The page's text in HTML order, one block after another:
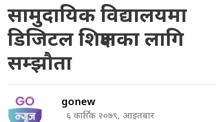
सामुदायिक विद्यालयमा
डिजिटल शिक्षणका लागि
सम्झौता
gonew
६ कार्तिक २०७९, आइतबार